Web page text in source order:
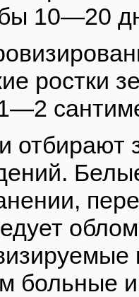
бы 10—20
ростки
отбирают
больные